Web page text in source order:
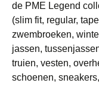
de PME Legend
(slim fit, regular,
zwembroeken,
jassen,
truien, vesten,
schoenen,